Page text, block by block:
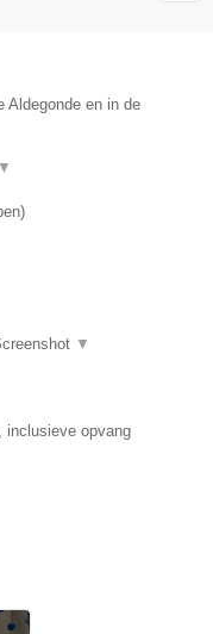
Aldegonde en in de
▼
)
▼
inclusieve opvang